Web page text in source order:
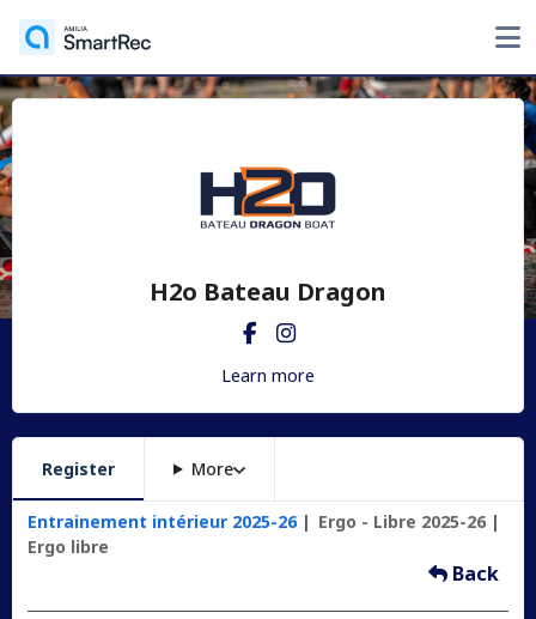
H2o Bateau Dragon
Learn more
Register More
Entrainement intérieur 2025-26
Ergo - Libre 2025-26
Ergo libre
Back